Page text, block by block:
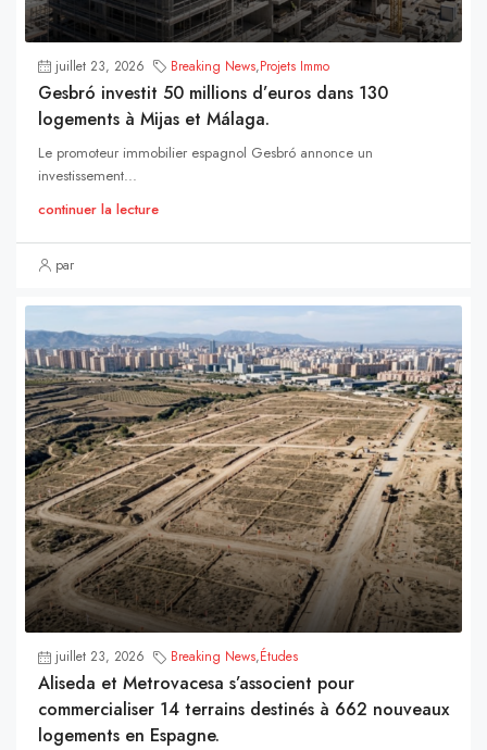
juillet 23, 2026 Breaking News,Projets Immo
Gesbró investit 50 millions d’euros dans 130
logements à Mijas et Málaga.
Le promoteur immobilier espagnol Gesbró annonce un
investissement...
continuer la lecture
par
juillet 23, 2026 Breaking News,Études
Aliseda et Metrovacesa s’associent pour
commercialiser 14 terrains destinés à 662 nouveaux
logements en Espagne.